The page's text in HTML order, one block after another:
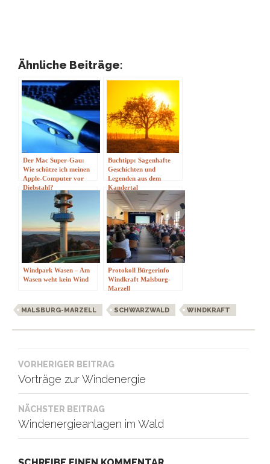
Ähnliche Beiträge:
Der Mac Super-Gau:
Wie schütze ich meinen
Apple-Computer vor
Diebstahl?
Buchtipp: Sagenhafte
Geschichten und
Legenden aus dem
Kandertal
Windpark Wasen – Am
Wasen weht kein Wind
Protokoll Bürgerinfo
Windkraft Malsburg-
Marzell
MALSBURG-MARZELL SCHWARZWALD WINDKRAFT
Beitragsnavigation
VORHERIGER BEITRAG
Vorträge zur Windenergie
NÄCHSTER BEITRAG
Windenergieanlagen im Wald